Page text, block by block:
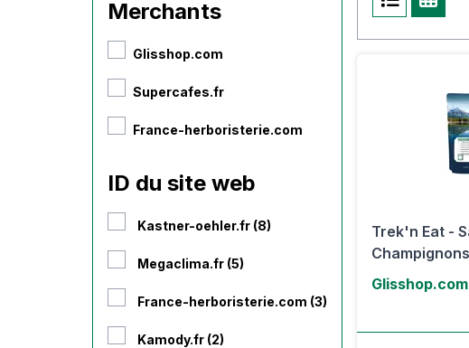
Merchants
Glisshop.com
Supercafes.fr
France-herboristerie.com
ID du site web
Kastner-oehler.fr (8)
Megaclima.fr (5)
France-herboristerie.com (3)
Kamody.fr (2)
Trek'n Eat -
Glisshop.com